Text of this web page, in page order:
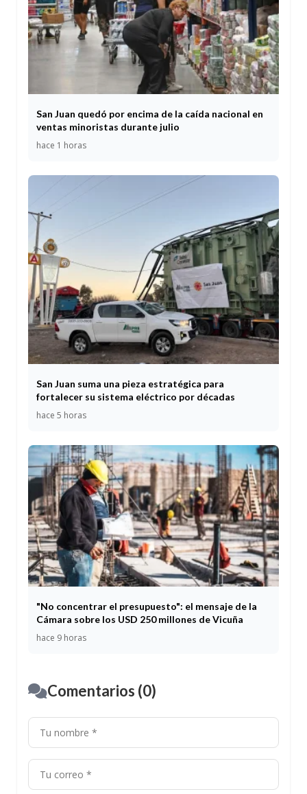
San Juan quedó por encima de la caída nacional en
ventas minoristas durante julio
hace 1 horas
San Juan suma una pieza estratégica para
fortalecer su sistema eléctrico por décadas
hace 5 horas
"No concentrar el presupuesto": el mensaje de la
Cámara sobre los USD 250 millones de Vicuña
hace 9 horas
Comentarios (0)